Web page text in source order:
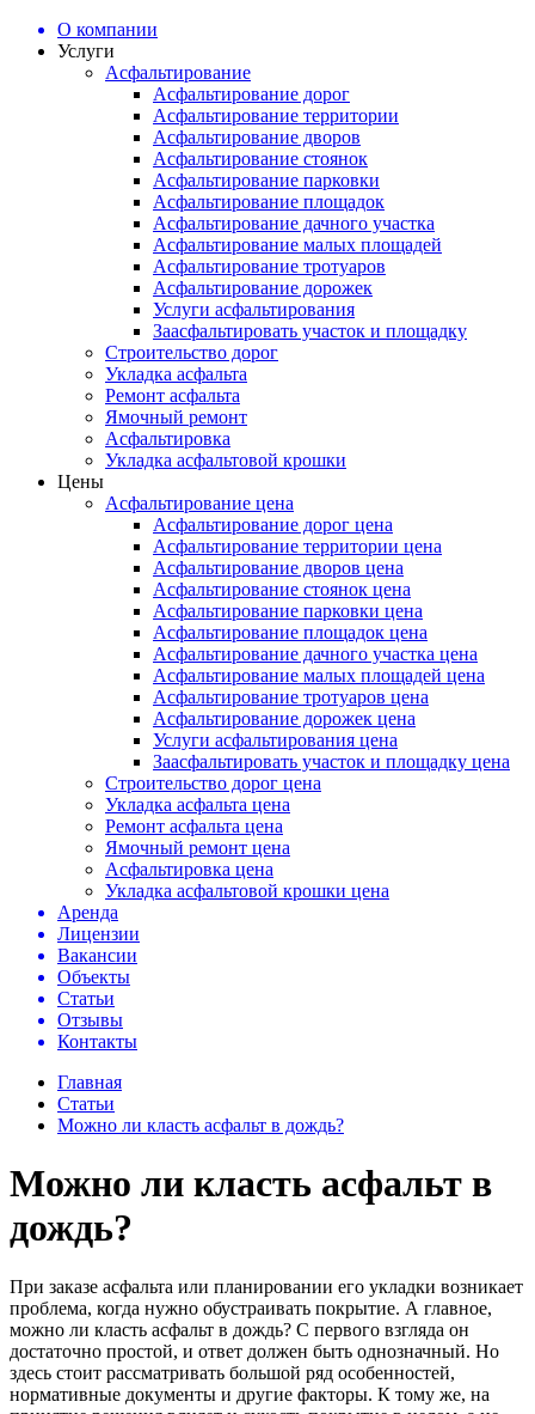
О компании
Услуги
Асфальтирование
Асфальтирование дорог
Асфальтирование территории
Асфальтирование дворов
Асфальтирование стоянок
Асфальтирование парковки
Асфальтирование площадок
Асфальтирование дачного участка
Асфальтирование малых площадей
Асфальтирование тротуаров
Асфальтирование дорожек
Услуги асфальтирования
Заасфальтировать участок и площадку
Строительство дорог
Укладка асфальта
Ремонт асфальта
Ямочный ремонт
Асфальтировка
Укладка асфальтовой крошки
Цены
Асфальтирование цена
Асфальтирование дорог цена
Асфальтирование территории цена
Асфальтирование дворов цена
Асфальтирование стоянок цена
Асфальтирование парковки цена
Асфальтирование площадок цена
Асфальтирование дачного участка цена
Асфальтирование малых площадей цена
Асфальтирование тротуаров цена
Асфальтирование дорожек цена
Услуги асфальтирования цена
Заасфальтировать участок и площадку цена
Строительство дорог цена
Укладка асфальта цена
Ремонт асфальта цена
Ямочный ремонт цена
Асфальтировка цена
Укладка асфальтовой крошки цена
Аренда
Лицензии
Вакансии
Объекты
Статьи
Отзывы
Контакты
Главная
Статьи
Можно ли класть асфальт в дождь?
Можно ли класть асфальт в
дождь?
При заказе асфальта или планировании его укладки возникает
проблема, когда нужно обустраивать покрытие. А главное,
можно ли класть асфальт в дождь? С первого взгляда он
достаточно простой, и ответ должен быть однозначный. Но
здесь стоит рассматривать большой ряд особенностей,
нормативные документы и другие факторы. К тому же, на